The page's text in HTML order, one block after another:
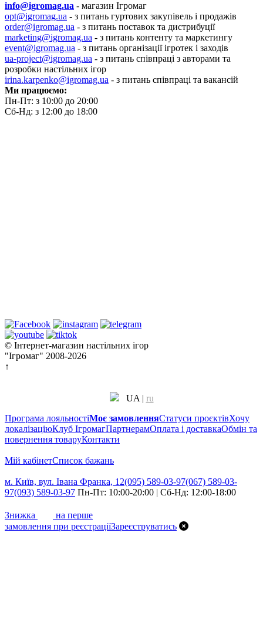
info@igromag.ua - магазин Ігромаг
opt@igromag.ua - з питань гуртових закупівель і продажів
order@igromag.ua - з питань поставок та дистрибуції
marketing@igromag.ua - з питань контенту та маркетингу
event@igromag.ua - з питань організації ігротек і заходів
ua-project@igromag.ua - з питань співпраці з авторами та
розробки настільних ігор
irina.karpenko@igromag.ua - з питань співпраці та вакансій
Ми працюємо:
Пн-Пт: з 10:00 до 20:00
Сб-Нд: з 12:00 до 18:00
© Інтернет-магазин настільних ігор
"Ігромаг" 2008-2026
↑
UA | ru
Програма лояльностіМоє замовленняСтатуси проєктівХочу
локалізаціюКлуб ІгромагПартнерамОплата і доставкаОбмін та
повернення товаруКонтакти
Мій кабінетCписок бажань
м. Київ, вул. Івана Франка, 12(095) 589-03-97(067) 589-03-
97(093) 589-03-97 Пн-Пт: 10:00-20:00 | Сб-Нд: 12:00-18:00
Знижка
на перше
замовлення при реєстраціїЗареєструватись